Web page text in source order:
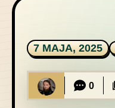
7 MAJA, 2025
0